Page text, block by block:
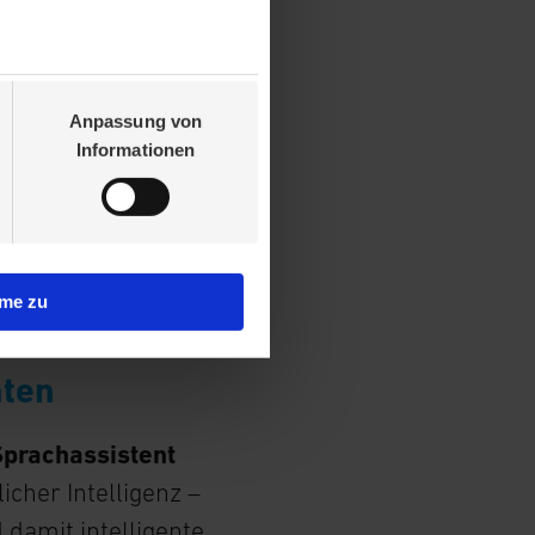
Anpassung von
Informationen
zu
und
Intelligenz –